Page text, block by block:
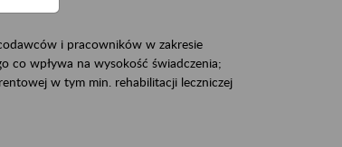
i pracowników w zakresie
co wpływa na wysokość świadczenia;
w tym min. rehabilitacji leczniczej